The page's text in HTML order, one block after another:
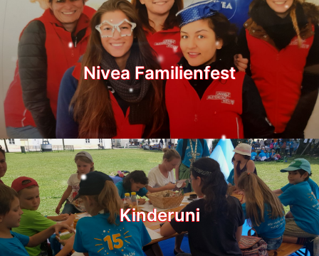
Nivea Familienfest
Kinderuni